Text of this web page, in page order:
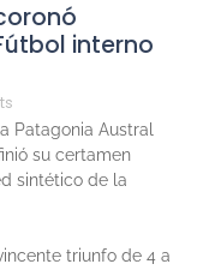
interno
Patagonia Austral
su certamen
sintético de la
triunfo de 4 a